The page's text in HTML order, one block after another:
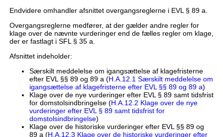
Endvidere omhandler afsnittet overgangsreglerne i EVL § 89 a.
Overgangsreglerne medfører, at der gælder andre regler for
klage over de nævnte vurderinger end de fælles regler om klage,
der er fastlagt i SFL § 35 a.
Afsnittet indeholder:
Særskilt meddelelse om igangsættelse af klagefristerne
efter EVL §§ 89 og 89 a (H.A.12.1 Særskilt meddelelse om
igangsættelse af klagefristerne efter EVL §§ 89 og 89 a)
Klage over de nye vurderinger efter EVL § 89 samt tidsfrist
for domstolsindbringelse (H.A.12.2 Klage over de nye
vurderinger efter EVL § 89 samt tidsfrist for
domstolsindbringelse)
Klage over de historiske vurderinger efter EVL §§ 89 og
89 a (H.A.12.3 Klage over de historiske vurderinger efter